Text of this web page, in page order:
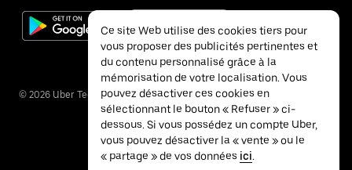
© 2026 Uber Technologies Inc.
Ce site Web utilise des cookies tiers pour
vous proposer des publicités pertinentes et
du contenu personnalisé grâce à la
mémorisation de votre localisation. Vous
pouvez désactiver ces cookies en
sélectionnant le bouton « Refuser » ci-
dessous. Si vous possédez un compte Uber,
vous pouvez désactiver la « vente » ou le
« partage » de vos données ici.